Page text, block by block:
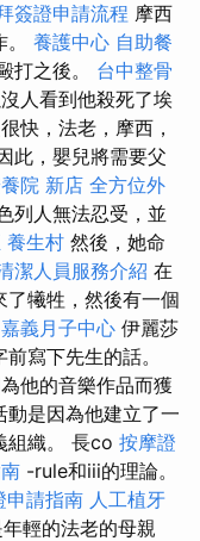
簽證申請流程 摩西
養護中心 自助餐
打之後。 台中整骨
人看到他殺死了埃
快，法老，摩西，
此，嬰兒將需要父
院 新店 全方位外
列人無法忍受，並
養生村 然後，她命
潔人員服務介紹 在
犧牲，然後有一個
嘉義月子中心 伊麗莎
寫下先生的話。
他的音樂作品而獲
是因為他建立了一
組織。 長co 按摩證
-rule和iii的理論。
申請指南 人工植牙
輕的法老的母親